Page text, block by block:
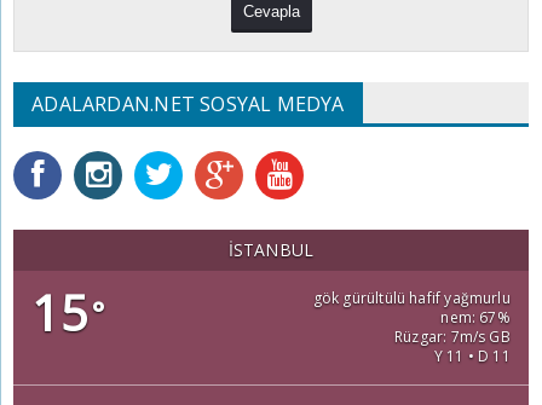
ADALARDAN.NET SOSYAL MEDYA
İSTANBUL
15°
gök gürültülü hafif yağmurlu
nem: 67%
Rüzgar: 7m/s GB
Y 11 • D 11